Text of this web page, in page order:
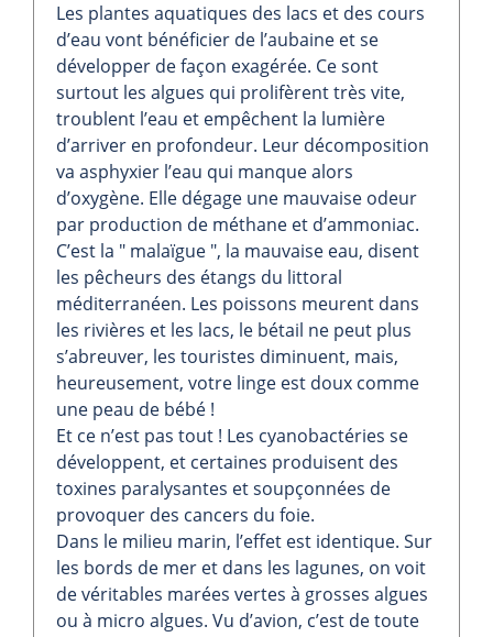
Les plantes aquatiques des lacs et des cours
d’eau vont bénéficier de l’aubaine et se
développer de façon exagérée. Ce sont
surtout les algues qui prolifèrent très vite,
troublent l’eau et empêchent la lumière
d’arriver en profondeur. Leur décomposition
va asphyxier l’eau qui manque alors
d’oxygène. Elle dégage une mauvaise odeur
par production de méthane et d’ammoniac.
C’est la " malaïgue ", la mauvaise eau, disent
les pêcheurs des étangs du littoral
méditerranéen. Les poissons meurent dans
les rivières et les lacs, le bétail ne peut plus
s’abreuver, les touristes diminuent, mais,
heureusement, votre linge est doux comme
une peau de bébé !
Et ce n’est pas tout ! Les cyanobactéries se
développent, et certaines produisent des
toxines paralysantes et soupçonnées de
provoquer des cancers du foie.
Dans le milieu marin, l’effet est identique. Sur
les bords de mer et dans les lagunes, on voit
de véritables marées vertes à grosses algues
ou à micro algues. Vu d’avion, c’est de toute